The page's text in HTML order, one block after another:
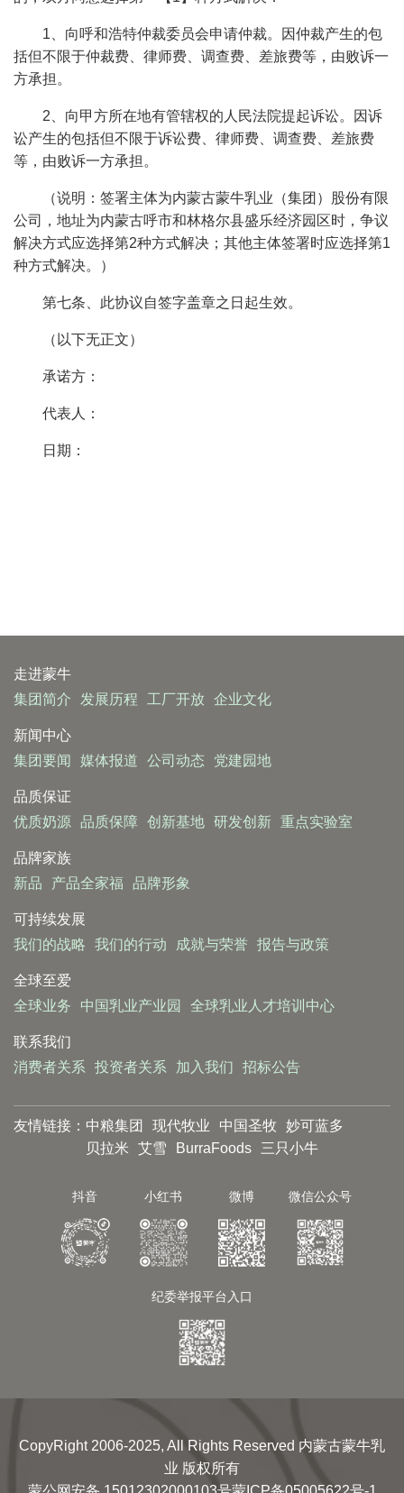
1、向呼和浩特仲裁委员会申请仲裁。因仲裁产生的包
括但不限于仲裁费、律师费、调查费、差旅费等，由败诉一
方承担。
2、向甲方所在地有管辖权的人民法院提起诉讼。因诉
讼产生的包括但不限于诉讼费、律师费、调查费、差旅费
等，由败诉一方承担。
（说明：签署主体为内蒙古蒙牛乳业（集团）股份有限
公司，地址为内蒙古呼市和林格尔县盛乐经济园区时，争议
解决方式应选择第2种方式解决；其他主体签署时应选择第1
种方式解决。）
第七条、此协议自签字盖章之日起生效。
（以下无正文）
承诺方：
代表人：
日期：
走进蒙牛
集团简介
发展历程 工厂开放 企业文化
新闻中心
集团要闻
媒体报道 公司动态 党建园地
品质保证
优质奶源
品质保障 创新基地 研发创新 重点实验室
品牌家族
新品
产品全家福 品牌形象
可持续发展
我们的战略
我们的行动 成就与荣誉 报告与政策
全球至爱
全球业务
中国乳业产业园 全球乳业人才培训中心
联系我们
消费者关系
投资者关系 加入我们 招标公告
友情链接： 中粮集团 现代牧业 中国圣牧 妙可蓝多
贝拉米
艾雪 BurraFoods 三只小牛
抖音 小红书 微博 微信公众号
纪委举报平台入口
CopyRight 2006-2025, All Rights Reserved 内蒙古蒙牛乳
业 版权所有